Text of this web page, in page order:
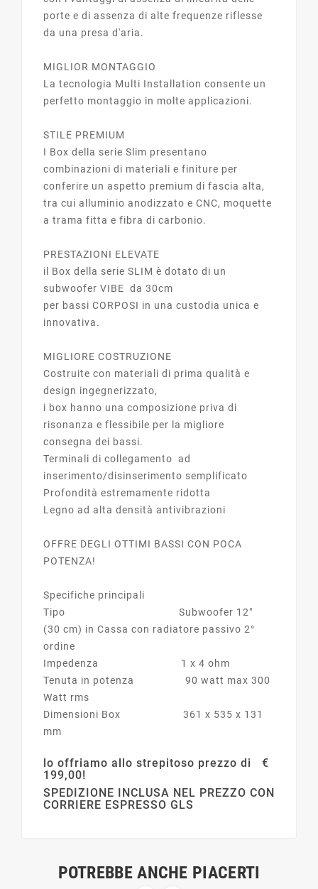
porte e di assenza di alte frequenze riflesse
da una presa d'aria.
MIGLIOR MONTAGGIO
La tecnologia Multi Installation consente un
perfetto montaggio in molte applicazioni.
STILE PREMIUM
I Box della serie Slim presentano
combinazioni di materiali e finiture per
conferire un aspetto premium di fascia alta,
tra cui alluminio anodizzato e CNC, moquette
a trama fitta e fibra di carbonio.
PRESTAZIONI ELEVATE
il Box della serie SLIM è dotato di un
subwoofer VIBE da 30cm
per bassi CORPOSI in una custodia unica e
innovativa.
MIGLIORE COSTRUZIONE
Costruite con materiali di prima qualità e
design ingegnerizzato,
i box hanno una composizione priva di
risonanza e flessibile per la migliore
consegna dei bassi.
Terminali di collegamento ad
inserimento/disinserimento semplificato
Profondità estremamente ridotta
Legno ad alta densità antivibrazioni
OFFRE DEGLI OTTIMI BASSI CON POCA
POTENZA!
Specifiche principali
Tipo Subwoofer 12"
(30 cm) in Cassa con radiatore passivo 2°
ordine
Impedenza 1 x 4 ohm
Tenuta in potenza 90 watt max 300
Watt rms
Dimensioni Box 361 x 535 x 131
mm
lo offriamo allo strepitoso prezzo di €
199,00!
SPEDIZIONE INCLUSA NEL PREZZO CON
CORRIERE ESPRESSO GLS
POTREBBE ANCHE PIACERTI